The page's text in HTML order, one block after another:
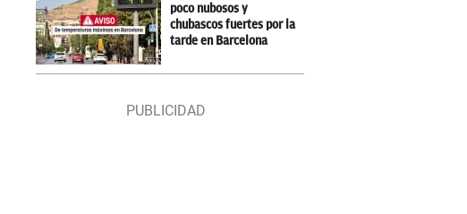
poco nubosos y
chubascos fuertes por la
tarde en Barcelona